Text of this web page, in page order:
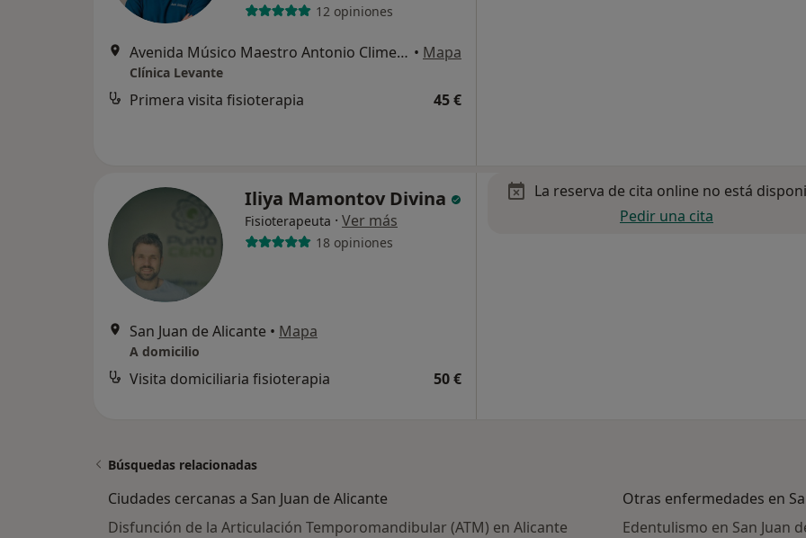
12 opiniones
Avenida Músico Maestro Antonio Climent 2, San Juan de Alicante • Mapa
Clínica Levante
Primera visita fisioterapia 45 €
Iliya Mamontov Divina
Fisioterapeuta · Ver más
18 opiniones
San Juan de Alicante • Mapa
A domicilio
Visita domiciliaria fisioterapia 50 €
La reserva de cita online no está
Pedir una cita
Búsquedas relacionadas
Ciudades cercanas a San Juan de Alicante
Disfunción de la Articulación Temporomandibular (ATM) en Alicante
Otras enfermedades en
Edentulismo en San Juan